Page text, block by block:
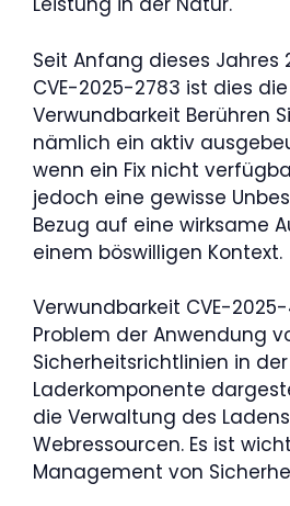
Seit Anfang dieses Jahres
CVE-2025-2783 ist dies
Verwundbarkeit Berühren
nämlich ein aktiv
wenn ein Fix nicht
jedoch eine gewisse
Bezug auf eine wirksame
einem böswilligen Kontext.
Verwundbarkeit CVE-
Problem der Anwendung
Sicherheitsrichtlinien in der
Laderkomponente
die Verwaltung des
Webressourcen. Es ist
Management von